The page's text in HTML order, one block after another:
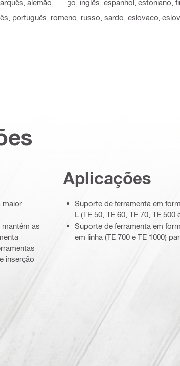
alemão, grego, inglês, espanhol, estoniano,
português, romeno, russo, sardo, eslovaco,
maior
as
inserção
Aplicações
Suporte de ferramenta em
L (TE 50, TE 60, TE 70, TE
Suporte de ferramenta em
em linha (TE 700 e TE 1000)